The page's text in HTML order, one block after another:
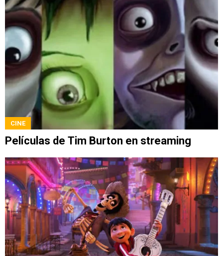
CINE
Películas de Tim Burton en streaming